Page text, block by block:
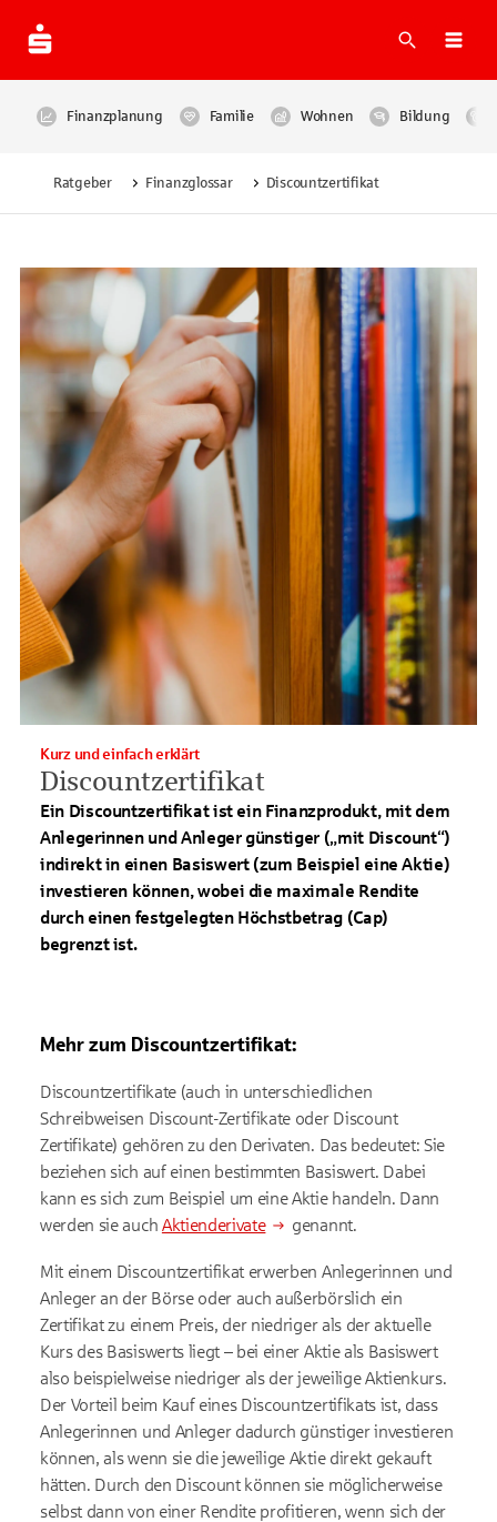
Suche
Finanzplanung Familie Wohnen Bildung
Ratgeber Finanzglossar Discountzertifikat
Discountzertifikat
Kurz und einfach erklärt
Ein Discountzertifikat ist ein Finanzprodukt, mit dem
Anlegerinnen und Anleger günstiger („mit Discount“)
indirekt in einen Basiswert (zum Beispiel eine Aktie)
investieren können, wobei die maximale Rendite
durch einen festgelegten Höchstbetrag (Cap)
begrenzt ist.
Mehr zum Discountzertifikat:
Discountzertifikate (auch in unterschiedlichen
Schreibweisen Discount-Zertifikate oder Discount
Zertifikate) gehören zu den Derivaten. Das bedeutet: Sie
beziehen sich auf einen bestimmten Basiswert. Dabei
kann es sich zum Beispiel um eine Aktie handeln. Dann
werden sie auch Aktienderivate genannt.
Mit einem Discountzertifikat erwerben Anlegerinnen und
Anleger an der Börse oder auch außerbörslich ein
Zertifikat zu einem Preis, der niedriger als der aktuelle
Kurs des Basiswerts liegt – bei einer Aktie als Basiswert
also beispielweise niedriger als der jeweilige Aktienkurs.
Der Vorteil beim Kauf eines Discountzertifikats ist, dass
Anlegerinnen und Anleger dadurch günstiger investieren
können, als wenn sie die jeweilige Aktie direkt gekauft
hätten. Durch den Discount können sie möglicherweise
selbst dann von einer Rendite profitieren, wenn sich der